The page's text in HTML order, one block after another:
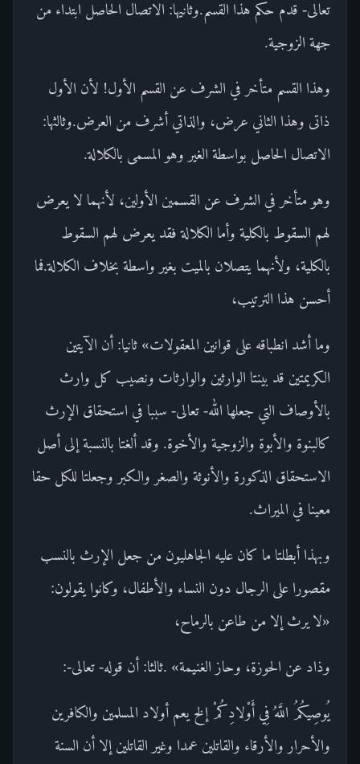
تعالى- قدم حكم هذا القسم.وثانيها: الاتصال الحاصل ابتداء من
جهة الزوجية.
وهذا القسم متأخر في الشرف عن القسم الأول! لأن الأول
ذاتى وهذا الثاني عرض، والذاتي أشرف من العرض.وثالثها:
الاتصال الحاصل بواسطة الغير وهو المسمى بالكلالة.
وهو متأخر في الشرف عن القسمين الأولين، لأنهما لا يعرض
لهم السقوط بالكلية وأما الكلالة فقد يعرض لهم السقوط
بالكلية، ولأنهما يتصلان بالميت بغير واسطة بخلاف الكلالة.فما
أحسن هذا الترتيب،
وما أشد انطباقه على قوانين المعقولات» ثانيا: أن الآيتين
الكريمتين قد بينتا الوارثين والوارثات ونصيب كل وارث
بالأوصاف التي جعلها الله- تعالى- سببا في استحقاق الإرث
كالبنوة والأبوة والزوجية والأخوة. وقد ألغتا بالنسبة إلى أصل
الاستحقاق الذكورة والأنوثة والصغر والكبر وجعلتا للكل حقا
معينا في الميراث.
وبهذا أبطلتا ما كان عليه الجاهليون من جعل الإرث بالنسب
مقصورا على الرجال دون النساء والأطفال، وكانوا يقولون:
«لا يرث إلا من طاعن بالرماح،
وذاد عن الحوزة، وحاز الغنيمة» .ثالثا: أن قوله- تعالى-:
يُوصِيكُمُ اللَّهُ فِي أَوْلادِكُمْ إلخ يعم أولاد المسلمين والكافرين
والأحرار والأرقاء والقاتلين عمدا وغير القاتلين إلا أن السنة